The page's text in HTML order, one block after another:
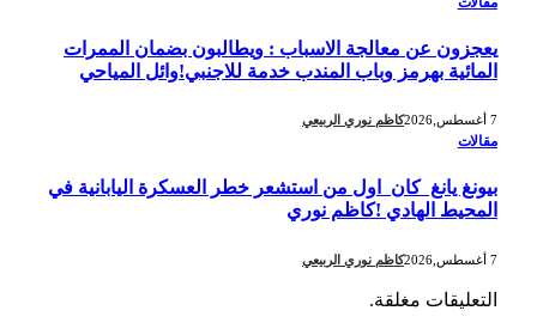
يعجزون عن معالجة الاسباب : ويطالبون بضمان الممرات
المائية بهرمز وباب المندب خدمة للاجنبي!وائل المياحي
كاظم نوري الربيعي
مقالات
بيونغ يانغ كان اول من استشعر خطر العسكرة اليابانية في
المحيط الهادي !كاظم نوري
كاظم نوري الربيعي
التعليقات مغلقة.